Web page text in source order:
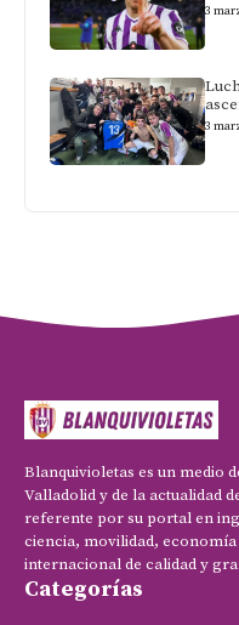
3
3
Blanquivioletas es un medio
Valladolid y de la actualidad
referente por su portal en
ciencia, movilidad,
internacional de calidad y
Categorías